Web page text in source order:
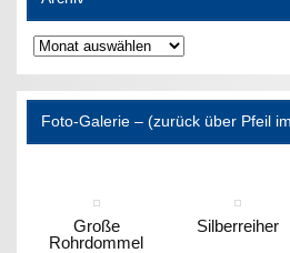
Archiv
Foto-Galerie – (zurück über Pfeil
Große
Rohrdommel
Silberreiher